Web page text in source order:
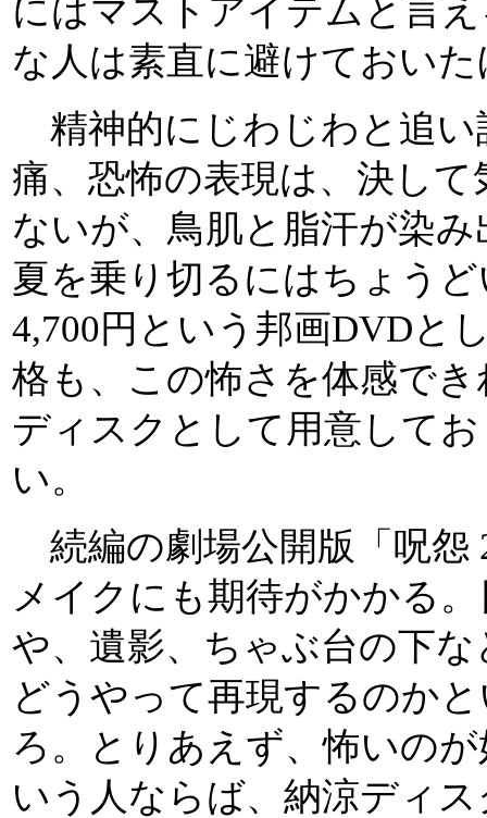
にはマストアイテムと言
な人は素直に避けておい
精神的にじわじわと追い
痛、恐怖の表現は、決し
ないが、鳥肌と脂汗が染
夏を乗り切るにはちょう
4,700円という邦画DVDと
格も、この怖さを体感で
ディスクとして用意して
い。
続編の劇場公開版「呪怨
メイクにも期待がかかる
や、遺影、ちゃぶ台の下
どうやって再現するのか
ろ。とりあえず、怖いの
いう人ならば、納涼ディ